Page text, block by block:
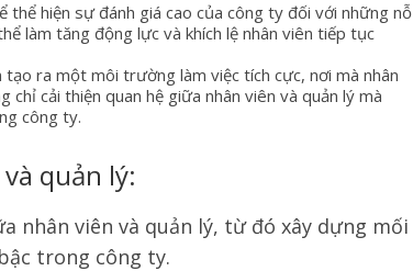
thể hiện sự đánh giá cao của công ty đối với những nỗ
làm tăng động lực và khích lệ nhân viên tiếp tục
tạo ra một môi trường làm việc tích cực, nơi mà nhân
cải thiện quan hệ giữa nhân viên và quản lý mà
công ty.
quản lý:
nhân viên và quản lý, từ đó xây dựng mối
trong công ty.